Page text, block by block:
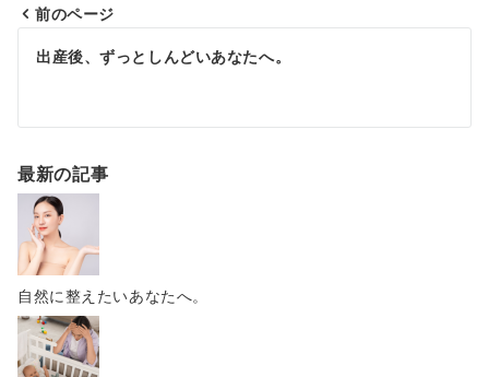
前のページ
出産後、ずっとしんどいあなたへ。
最新の記事
自然に整えたいあなたへ。